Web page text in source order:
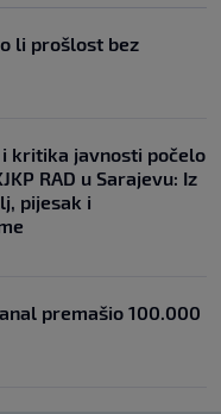
li prošlost bez
i kritika javnosti počelo
RAD u Sarajevu: Iz
pijesak i
premašio 100.000